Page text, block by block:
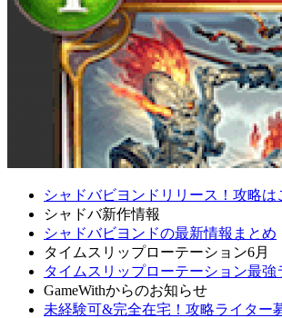
シャドバビヨンドリリース！攻略は
シャドバ新作情報
シャドバビヨンドの最新情報まとめ
タイムスリップローテーション6月
タイムスリップローテーション最強
GameWithからのお知らせ
未経験可&完全在宅！攻略ライター